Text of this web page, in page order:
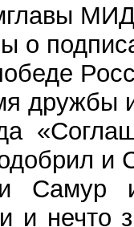
о
дружбы
и
Самур
и нечто